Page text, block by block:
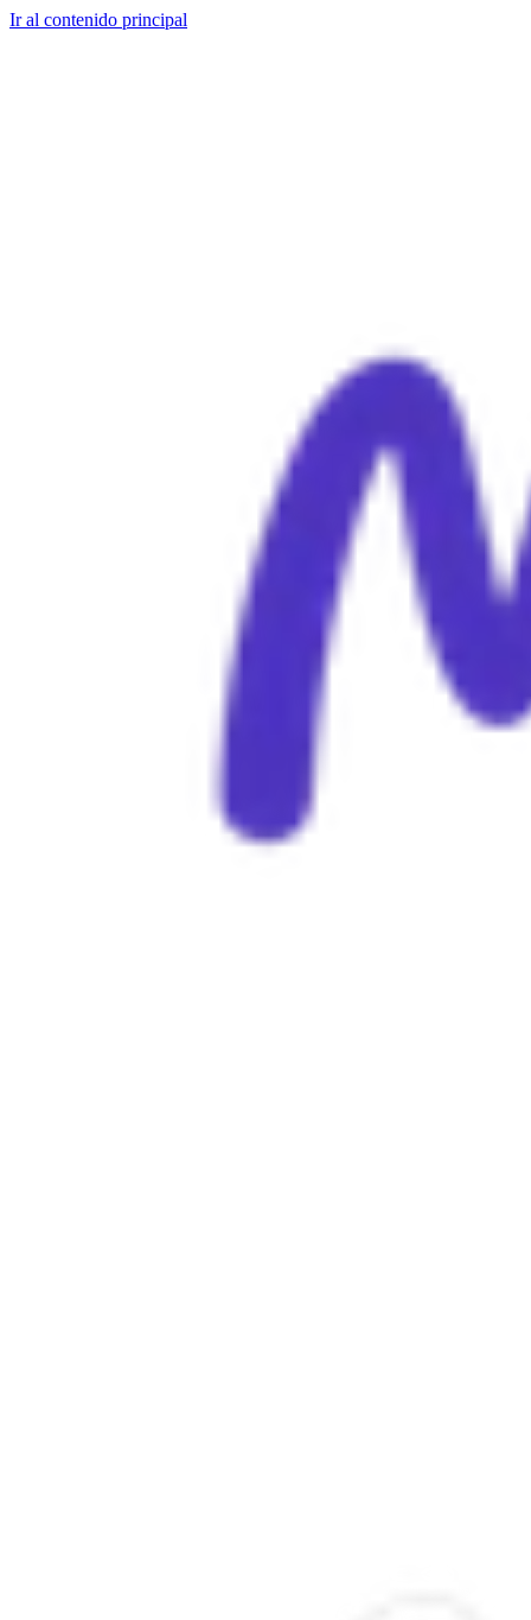
Ir al contenido principal